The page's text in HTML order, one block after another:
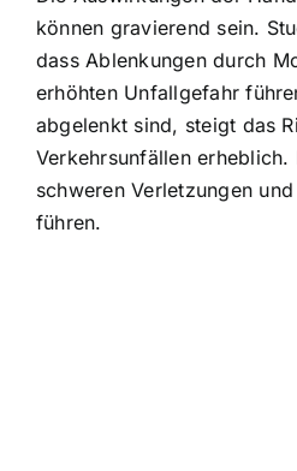
können gravierend sein.
dass Ablenkungen durch
erhöhten Unfallgefahr
abgelenkt sind, steigt das
Verkehrsunfällen erheblich.
schweren Verletzungen
führen.